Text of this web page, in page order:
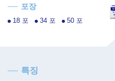
포장
18 포 34 포 50 포
특징